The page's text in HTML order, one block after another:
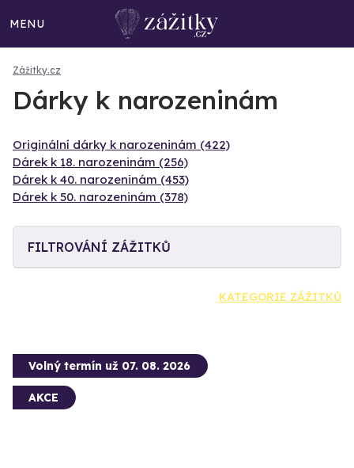
MENU
Zážitky.cz
Dárky k narozeninám
Originální dárky k narozeninám (422)
Dárek k 18. narozeninám (256)
Dárek k 40. narozeninám (453)
Dárek k 50. narozeninám (378)
FILTROVÁNÍ ZÁŽITKŮ
KATEGORIE ZÁŽITKŮ
Volný termín už 07. 08. 2026
AKCE